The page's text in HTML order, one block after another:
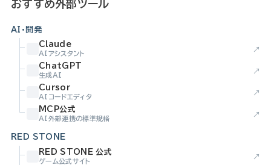
おすすめ外部ツール
AI・開発
Claude
AIアシスタント
↗
ChatGPT
生成AI
↗
Cursor
AIコードエディタ
↗
MCP公式
AI外部連携の標準規格
↗
RED STONE
RED STONE 公式
ゲーム公式サイト
↗